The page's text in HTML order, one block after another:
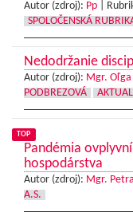
Autor (zdroj): Pp
SPOLOČENSKÁ
Nedodržanie
Autor (zdroj): Mgr. Oľga
PODBREZOVÁ
TOP
Pandémia
hospodárstva
Autor (zdroj): Mgr.
A.S.